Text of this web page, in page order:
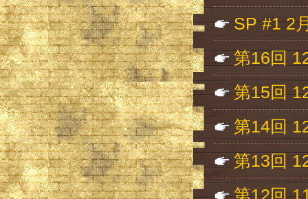
SP #1 2
第16回
第15回
第14回
第13回
第12回